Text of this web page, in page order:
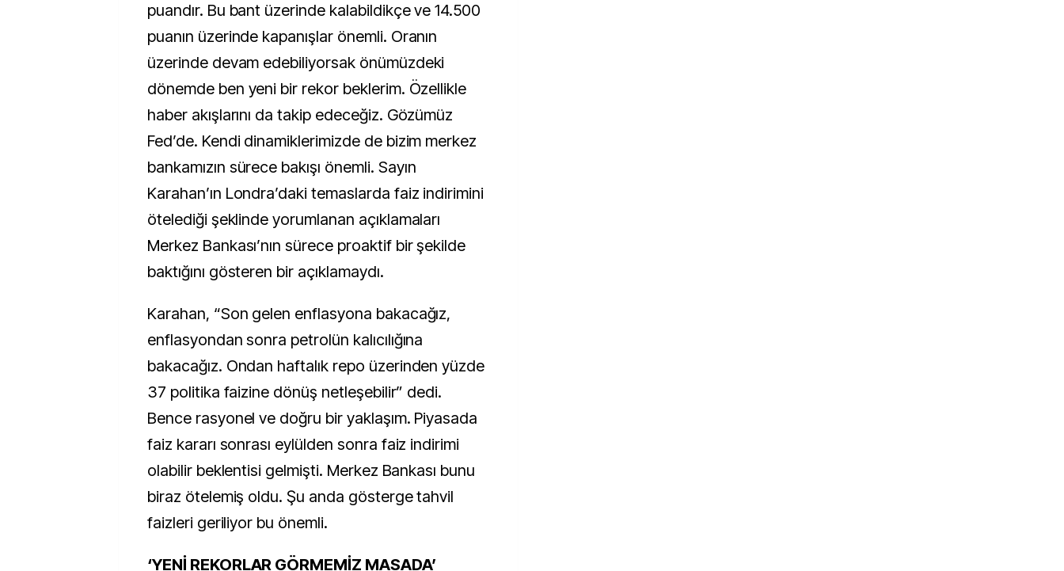
puandır. Bu bant üzerinde kalabildikçe ve 14.500
puanın üzerinde kapanışlar önemli. Oranın
üzerinde devam edebiliyorsak önümüzdeki
dönemde ben yeni bir rekor beklerim. Özellikle
haber akışlarını da takip edeceğiz. Gözümüz
Fed’de. Kendi dinamiklerimizde de bizim merkez
bankamızın sürece bakışı önemli. Sayın
Karahan’ın Londra’daki temaslarda faiz indirimini
ötelediği şeklinde yorumlanan açıklamaları
Merkez Bankası’nın sürece proaktif bir şekilde
baktığını gösteren bir açıklamaydı.
Karahan, “Son gelen enflasyona bakacağız,
enflasyondan sonra petrolün kalıcılığına
bakacağız. Ondan haftalık repo üzerinden yüzde
37 politika faizine dönüş netleşebilir” dedi.
Bence rasyonel ve doğru bir yaklaşım. Piyasada
faiz kararı sonrası eylülden sonra faiz indirimi
olabilir beklentisi gelmişti. Merkez Bankası bunu
biraz ötelemiş oldu. Şu anda gösterge tahvil
faizleri geriliyor bu önemli.
‘YENİ REKORLAR GÖRMEMİZ MASADA’